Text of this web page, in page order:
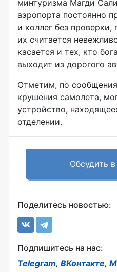
минтуризма Магди
аэропорта постоянно
и коллег без
их считается
касается и тех, кто
выходит из дорогого
Отметим, по
крушения самолета,
устройство,
отделении.
Обсудить
Поделитесь новостью:
Подпишитесь на нас:
Telegram, ВКонтакте,